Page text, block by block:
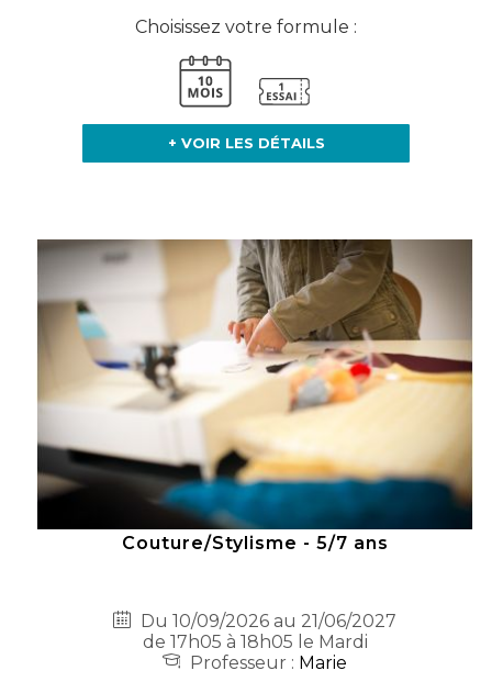
Choisissez votre formule :
+ VOIR LES DÉTAILS
Couture/Stylisme - 5/7 ans
Du 10/09/2026 au 21/06/2027
de 17h05 à 18h05 le Mardi
Professeur : Marie